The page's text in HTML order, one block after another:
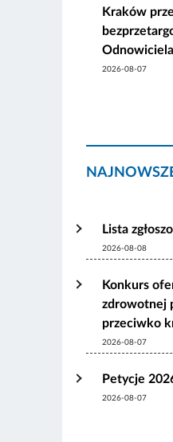
Kraków
2026-08-07
Lista
2026-08-08
Konkurs
zdrowotnej
przeciwko
2026-08-07
Petycje
2026-08-07